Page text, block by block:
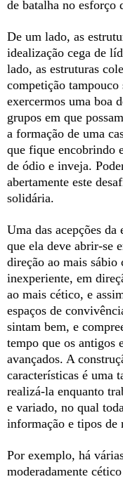
de batalha no esforço
De um lado, as
idealização cega de
lado, as estruturas
competição tampouco
exercermos uma boa
grupos em que
a formação de uma
que fique encobrindo
de ódio e inveja.
abertamente este
solidária.
Uma das acepções da
que ela deve abrir-se
direção ao mais sábio
inexperiente, em
ao mais cético, e
espaços de
sintam bem, e
tempo que os antigos
avançados. A
características é uma
realizá-la enquanto
e variado, no qual
informação e tipos de
Por exemplo, há
moderadamente